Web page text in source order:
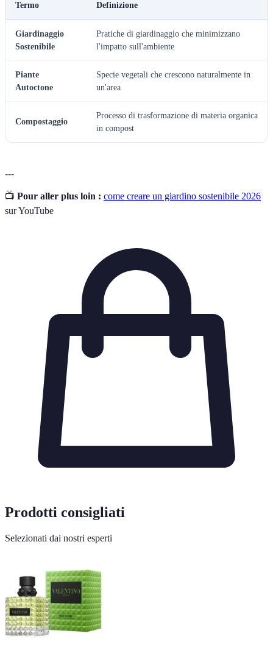
Termo Definizione
Giardinaggio
Sostenibile
Pratiche di giardinaggio che minimizzano
l'impatto sull'ambiente
Piante
Autoctone
Specie vegetali che crescono naturalmente in
un'area
Compostaggio
Processo di trasformazione di materia organica
in compost
---
📺 Pour aller plus loin : come creare un giardino sostenibile 2026
sur YouTube
Prodotti consigliati
Selezionati dai nostri esperti